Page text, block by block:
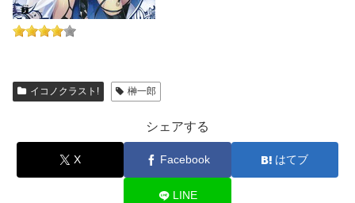
イコノクラスト! 榊一郎
シェアする
X Facebook はてブ
LINE